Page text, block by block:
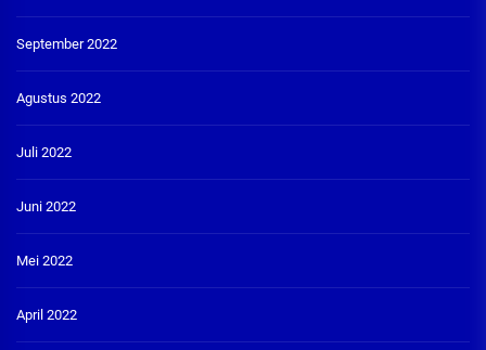
September 2022
Agustus 2022
Juli 2022
Juni 2022
Mei 2022
April 2022